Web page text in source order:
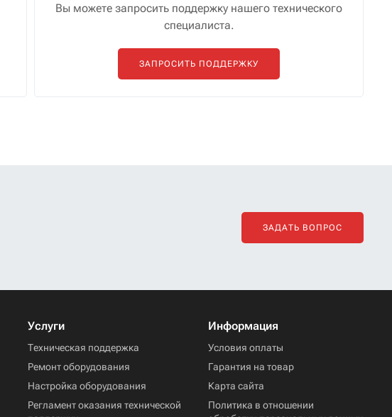
Вы можете запросить поддержку нашего технического
специалиста.
ЗАПРОСИТЬ ПОДДЕРЖКУ
ЗАДАТЬ ВОПРОС
Услуги
Техническая поддержка
Ремонт оборудования
Настройка оборудования
Регламент оказания технической
Информация
Условия оплаты
Гарантия на товар
Карта сайта
Политика в отношении